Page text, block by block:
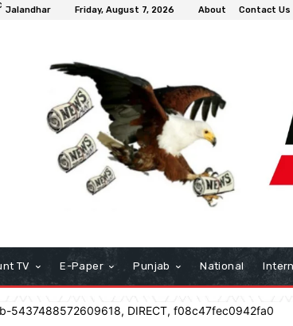
Jalandhar Friday, August 7, 2026 About Contact Us
TV E-Paper Punjab National
5437488572609618, DIRECT, f08c47fec0942fa0